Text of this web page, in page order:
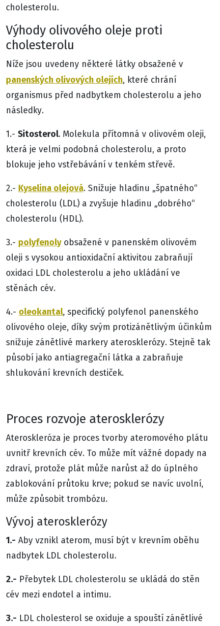
cholesterolu.
Výhody olivového oleje proti
cholesterolu
Níže jsou uvedeny některé látky obsažené v
panenských olivových olejích, které chrání
organismus před nadbytkem cholesterolu a jeho
následky.
1.- Sitosterol. Molekula přítomná v olivovém oleji,
která je velmi podobná cholesterolu, a proto
blokuje jeho vstřebávání v tenkém střevě.
2.- Kyselina olejová. Snižuje hladinu „špatného“
cholesterolu (LDL) a zvyšuje hladinu „dobrého“
cholesterolu (HDL).
3.- polyfenoly obsažené v panenském olivovém
oleji s vysokou antioxidační aktivitou zabraňují
oxidaci LDL cholesterolu a jeho ukládání ve
stěnách cév.
4.- oleokantal, specifický polyfenol panenského
olivového oleje, díky svým protizánětlivým účinkům
snižuje zánětlivé markery aterosklerózy. Stejně tak
působí jako antiagregační látka a zabraňuje
shlukování krevních destiček.
Proces rozvoje aterosklerózy
Ateroskleróza je proces tvorby ateromového plátu
uvnitř krevních cév. To může mít vážné dopady na
zdraví, protože plát může narůst až do úplného
zablokování průtoku krve; pokud se navíc uvolní,
může způsobit trombózu.
Vývoj aterosklerózy
1.- Aby vznikl aterom, musí být v krevním oběhu
nadbytek LDL cholesterolu.
2.- Přebytek LDL cholesterolu se ukládá do stěn
cév mezi endotel a intimu.
3.- LDL cholesterol se oxiduje a spouští zánětlivé